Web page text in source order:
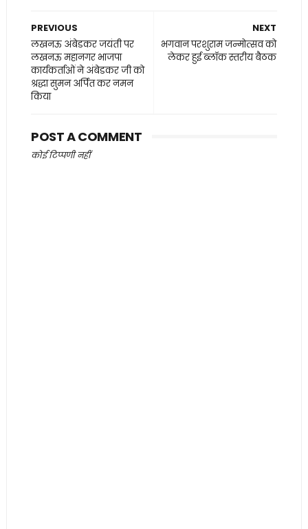
NEXT
भगवान परशुराम जन्मोत्सव को
लेकर हुई ब्लॉक स्तरीय बैठक
PREVIOUS
लखनऊ अंबेडकर जयंती पर
लखनऊ महानगर भाजपा
कार्यकर्ताओं ने अंबेडकर जी को
श्रद्धा सुमन अर्पित कर नमन
किया
POST A COMMENT
कोई टिप्पणी नहीं